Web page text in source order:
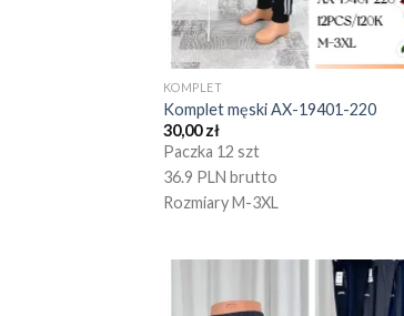
KOMPLET
Komplet męski AX-19401-220
30,00zł
Paczka 12 szt
36.9 PLN brutto
Rozmiary M-3XL